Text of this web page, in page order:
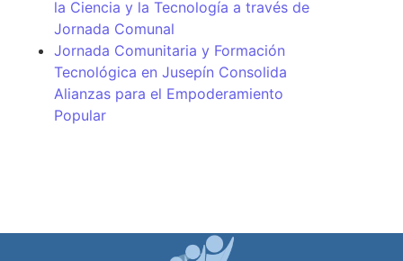
la Ciencia y la Tecnología a través de
Jornada Comunal
Jornada Comunitaria y Formación
Tecnológica en Jusepín Consolida
Alianzas para el Empoderamiento
Popular